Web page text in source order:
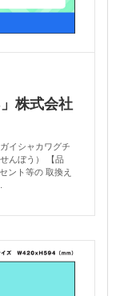
株式会社
イシャカワグチ
んぼう） 【品
ント等の 取換え